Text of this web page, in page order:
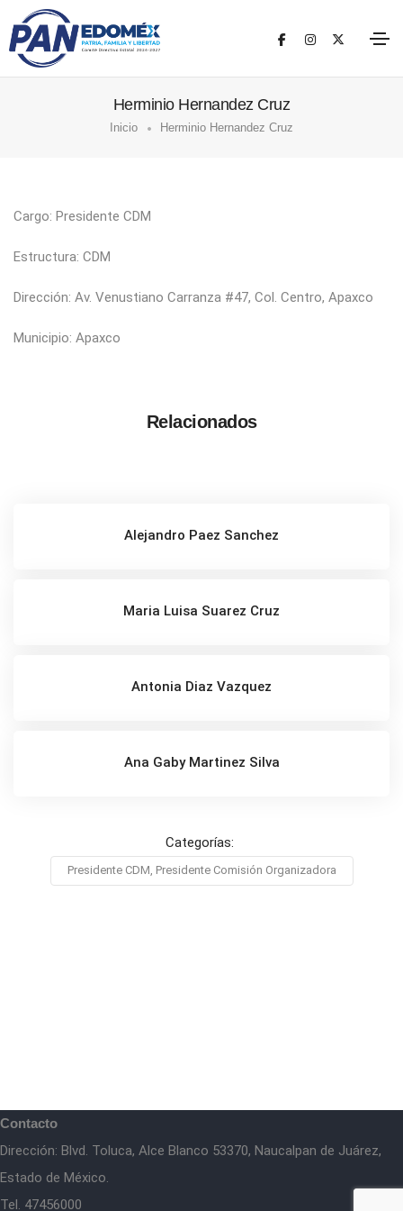
Herminio Hernandez Cruz
Inicio Herminio Hernandez Cruz
Cargo: Presidente CDM
Estructura: CDM
Dirección: Av. Venustiano Carranza #47, Col. Centro, Apaxco
Municipio: Apaxco
Relacionados
Alejandro Paez Sanchez
Maria Luisa Suarez Cruz
Antonia Diaz Vazquez
Ana Gaby Martinez Silva
Categorías:
Presidente CDM, Presidente Comisión Organizadora
Contacto
Dirección: Blvd. Toluca, Alce Blanco 53370, Naucalpan de Juárez,
Estado de México.
Tel. 47456000